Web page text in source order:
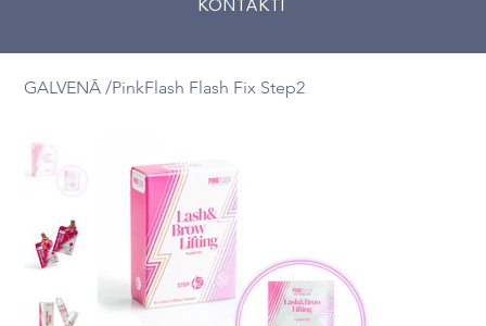
GALVENĀ /PinkFlash Flash Fix Step2